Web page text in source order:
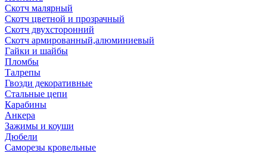
Скотч малярный
Скотч цветной и прозрачный
Скотч двухсторонний
Скотч армированный,алюминиевый
Гайки и шайбы
Пломбы
Талрепы
Гвозди декоративные
Стальные цепи
Карабины
Анкера
Зажимы и коуши
Дюбели
Саморезы кровельные